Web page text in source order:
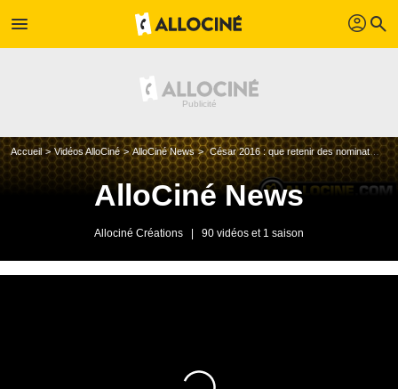
menu profil search
Accueil Vidéos AlloCiné AlloCiné News César 2016 : que retenir des nominations ?
AlloCiné News
Allociné Créations 90 vidéos et 1 saison